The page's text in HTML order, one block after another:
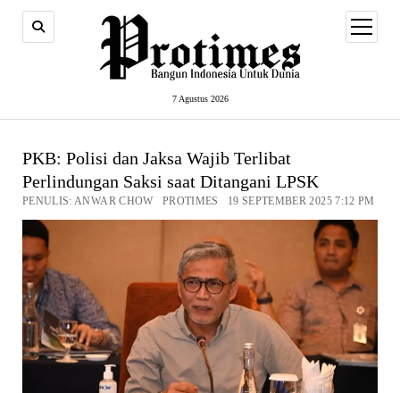
7 Agustus 2026
open
menu
PKB: Polisi dan Jaksa Wajib Terlibat
Perlindungan Saksi saat Ditangani LPSK
PENULIS: ANWAR CHOW PROTIMES 19 SEPTEMBER 2025 7:12 PM